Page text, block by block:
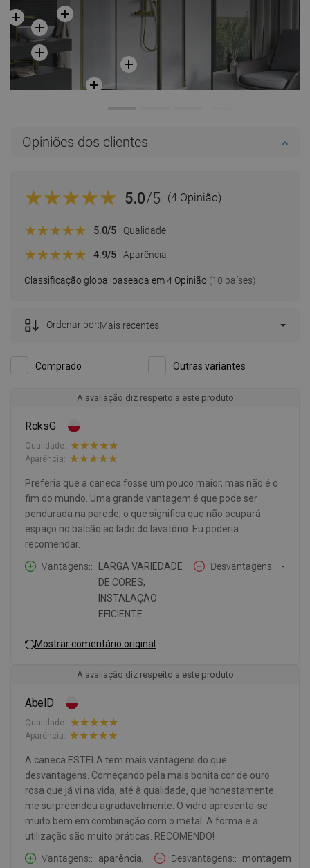
Opiniões dos clientes
5.0/5 (4 Opinião)
Classificação global baseada em 4 Opinião (10 países)
5.0/5 Qualidade
4.9/5 Aparência
Comprado Outras variantes
Ordenar por:Mais recentes
A avaliação diz respeito a este produto
RoksG
Qualidade:
Aparência:
Preferia que a caneca fosse um pouco maior, mas não é o
fim do mundo. Uma grande vantagem é que pode ser
pendurada na parede, o que significa que não ocupará
espaço no balcão ao lado do lavatório. Eu poderia
recomendar.
Vantagens:
LARGA VARIEDADE
DE CORES,
INSTALAÇÃO
EFICIENTE
Desvantagens: -
Mostrar comentário original
A avaliação diz respeito a este produto
AbelD
Qualidade:
Aparência:
A caneca ESTELA tem mais vantagens do que
desvantagens. Começando pela mais bonita cor de ouro
rosa que já vi na vida, até à qualidade, que honestamente
me surpreendeu agradavelmente. O vidro apresenta-se
muito bem em combinação com o metal. A forma e a
utilização são muito práticas. RECOMENDO!
Vantagens:
aparência,
Desvantagens:
montagem